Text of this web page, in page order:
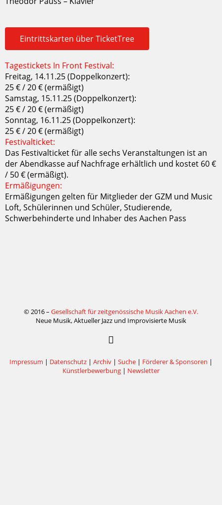
Eintrittskarten über TicketTree
Tagestickets In Front Festival:
Freitag, 14.11.25 (Doppelkonzert):
25 € / 20 € (ermäßigt)
Samstag, 15.11.25 (Doppelkonzert):
25 € / 20 € (ermäßigt)
Sonntag, 16.11.25 (Doppelkonzert):
25 € / 20 € (ermäßigt)
Festivalticket:
Das Festivalticket für alle sechs Veranstaltungen ist an
der Abendkasse auf Nachfrage erhältlich und kostet 60 €
/ 50 € (ermäßigt).
Ermäßigungen:
Ermäßigungen gelten für Mitglieder der GZM und Music
Loft, Schülerinnen und Schüler, Studierende,
Schwerbehinderte und Inhaber des Aachen Pass
© 2016 – Gesellschaft für zeitgenössische Musik Aachen e.V.
Neue Musik, Aktueller Jazz und Improvisierte Musik
Impressum | Datenschutz | Archiv | Suche | Förderer & Sponsoren |
Künstlerbewerbung | Newsletter